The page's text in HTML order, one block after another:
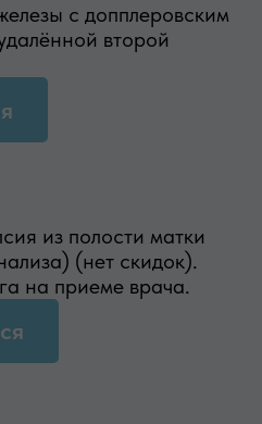
с допплеровским
второй
из полости матки
(нет скидок).
на приеме врача.